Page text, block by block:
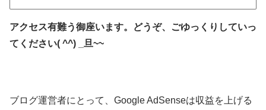
アクセス有難う御座います。どうぞ、ごゆっくりしていっ
てください( ^^) _旦~~
ブログ運営者にとって、Google AdSenseは収益を上げる